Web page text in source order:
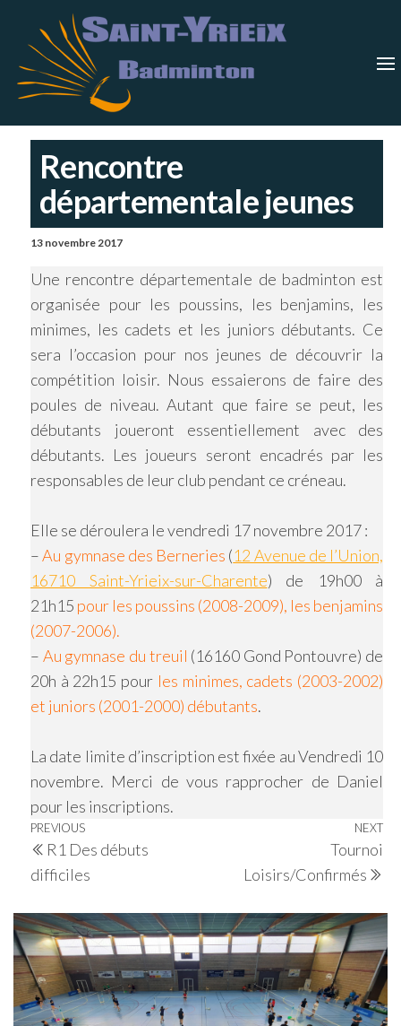
the
content
Rencontre
départementale jeunes
13 novembre 2017
Une rencontre départementale de badminton est
organisée pour les poussins, les benjamins, les
minimes, les cadets et les juniors débutants. Ce
sera l’occasion pour nos jeunes de découvrir la
compétition loisir. Nous essaierons de faire des
poules de niveau. Autant que faire se peut, les
débutants joueront essentiellement avec des
débutants. Les joueurs seront encadrés par les
responsables de leur club pendant ce créneau.
Elle se déroulera le vendredi 17 novembre 2017 :
–Au gymnase des Berneries (12 Avenue de l’Union,
16710 Saint-Yrieix-sur-Charente) de 19h00 à
21h15 pour les poussins (2008-2009), les benjamins
(2007-2006).
– Au gymnase du treuil (16160 Gond Pontouvre) de
20h à 22h15 pour les minimes, cadets (2003-2002)
et juniors (2001-2000) débutants.
La date limite d’inscription est fixée au Vendredi 10
novembre. Merci de vous rapprocher de Daniel
pour les inscriptions.
Navigation
de
l’article
Previous
Post
PREVIOUS
R1 Des débuts
difficiles
NEXT
Tournoi
Loisirs/Confirmés